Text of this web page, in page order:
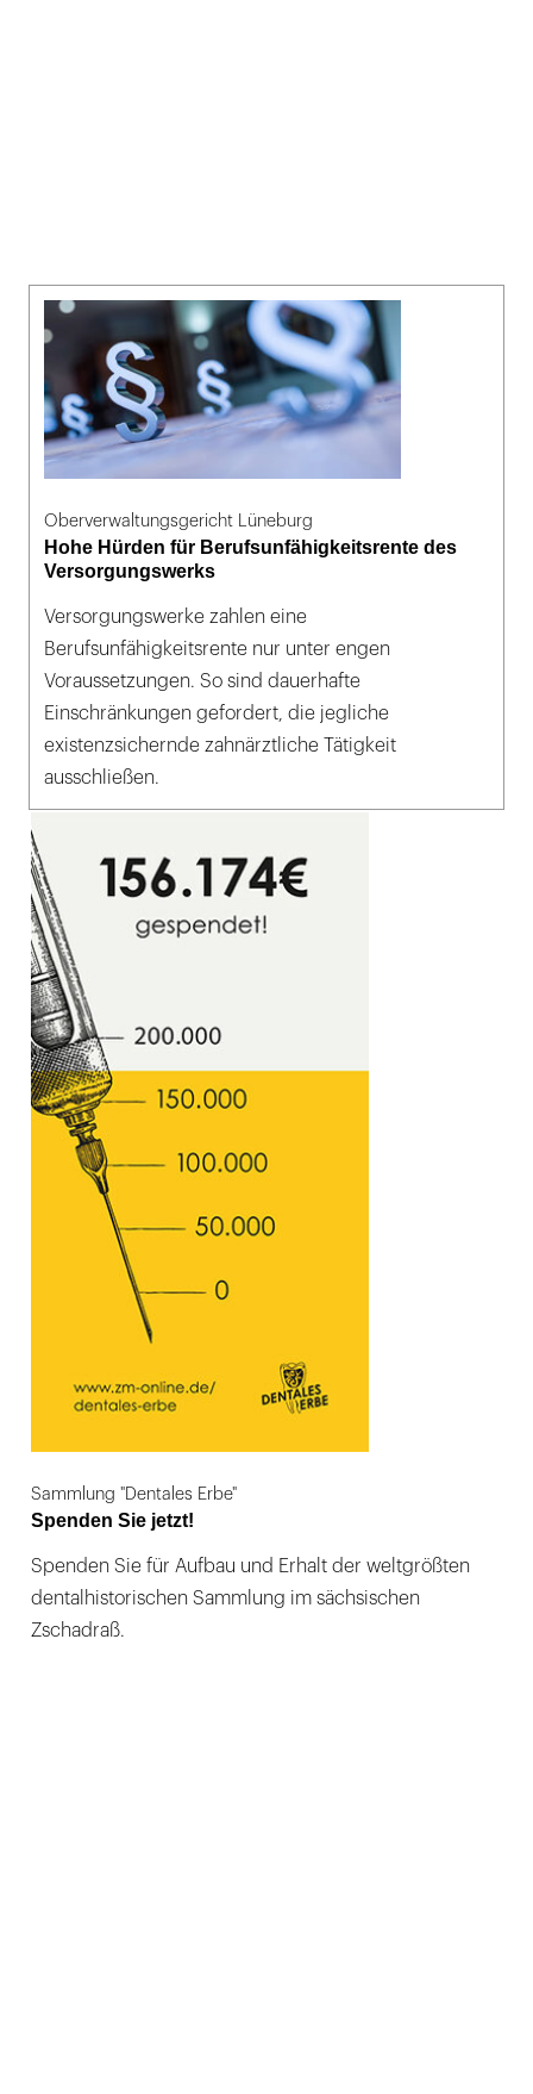
Oberverwaltungsgericht Lüneburg
Hohe Hürden für Berufsunfähigkeitsrente des
Versorgungswerks
Versorgungswerke zahlen eine
Berufsunfähigkeitsrente nur unter engen
Voraussetzungen. So sind dauerhafte
Einschränkungen gefordert, die jegliche
existenzsichernde zahnärztliche Tätigkeit
ausschließen.
Sammlung "Dentales Erbe"
Spenden Sie jetzt!
Spenden Sie für Aufbau und Erhalt der weltgrößten
dentalhistorischen Sammlung im sächsischen
Zschadraß.